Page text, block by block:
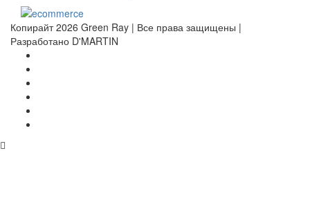
Копирайт 2026 Green Ray | Все права защищены |
Разработано D'MARTIN